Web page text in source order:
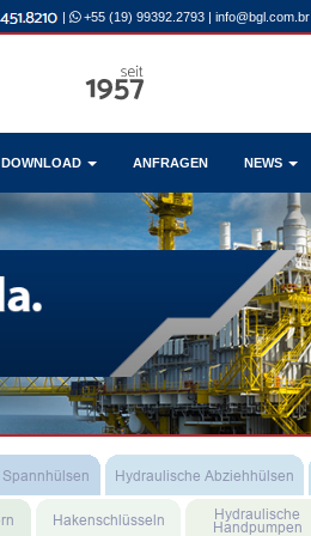
| +55 (19) 99392.2793 | info@bgl.com.br
DOWNLOAD ANFRAGEN NEWS